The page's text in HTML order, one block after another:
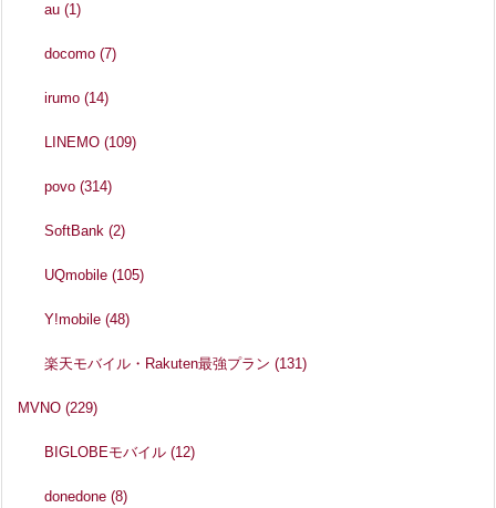
au(1)
docomo(7)
irumo(14)
LINEMO(109)
povo(314)
SoftBank(2)
UQmobile(105)
Y!mobile(48)
楽天モバイル・Rakuten最強プラン(131)
MVNO (229)
BIGLOBEモバイル(12)
donedone(8)